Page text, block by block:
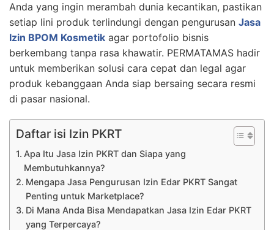
Anda yang ingin merambah dunia kecantikan, pastikan
setiap lini produk terlindungi dengan pengurusan Jasa
Izin BPOM Kosmetik agar portofolio bisnis
berkembang tanpa rasa khawatir. PERMATAMAS hadir
untuk memberikan solusi cara cepat dan legal agar
produk kebanggaan Anda siap bersaing secara resmi
di pasar nasional.
Daftar isi Izin PKRT
Apa Itu Jasa Izin PKRT dan Siapa yang
Membutuhkannya?
Mengapa Jasa Pengurusan Izin Edar PKRT Sangat
Penting untuk Marketplace?
Di Mana Anda Bisa Mendapatkan Jasa Izin Edar PKRT
yang Terpercaya?